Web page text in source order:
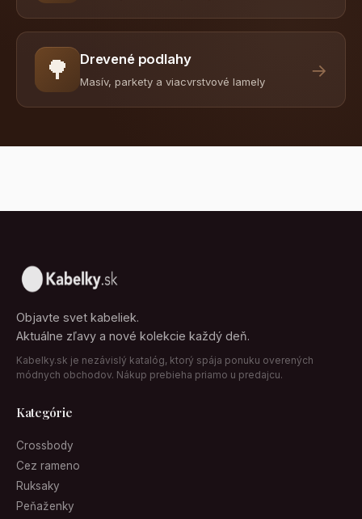
🌳 Drevené podlahy
Masív, parkety a viacvrstvové lamely
→
Objavte svet kabeliek.
Aktuálne zľavy a nové kolekcie každý deň.
Kabelky.sk je nezávislý katalóg, ktorý spája ponuku overených
módnych obchodov. Nákup prebieha priamo u predajcu.
Kategórie
Crossbody
Cez rameno
Ruksaky
Peňaženky